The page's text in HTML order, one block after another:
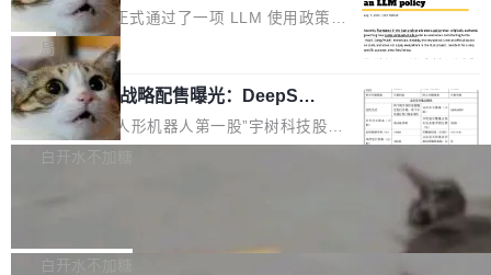
等内容展开系统讲解和实战交流，帮助企业进一
步了解开源鸿蒙在智能...
据：2025 年全年 10 亿次 commit。现在，每周
2.75 亿次，全年预计 140 亿次。GitHub...
上，Prime Agent + Opus 5 的组合达到了 95.
5% RHAE Best@1，超过了 ARC 报告的人类专
家基线 95.4%。 不是又一个 coding agent 包装
器 Prime Agent 的架构和市面上大多数 coding
agent 有本质区别。大多数 agent harness 的设
计是基于早期模型的能力—...
止，但你要承认哪些代码不是你写的
Rust 语言项目正式通过了一项 LLM 使用政策，
覆盖 rust-lang/rust 单一仓库的代码贡献。这不
是项目级别的官方立场，目前由五个团队采纳，
但它可能是主流开源项目中关于 AI 辅助贡献最
细致的一份规则。 政策的核心只有一句话：LLM
可以用来分析、提炼、审阅、建议，但不能用来
不得生成涉及安全性的关键变更，除非作者本身
局
宇树科技 IPO 战略配售曝光：DeepSe
ek 获配 93.3 万股，锁定 36 个月
8月6日晚间，“人形机器人第一股”宇树科技股份
有限公司披露IPO发行价格及战略配售结果，杭
36个月。 公告显示，本次宇树科技战略配售对
白开水不加糖
Bug fixes and enhancements 修复多次传递同
白开水不加糖